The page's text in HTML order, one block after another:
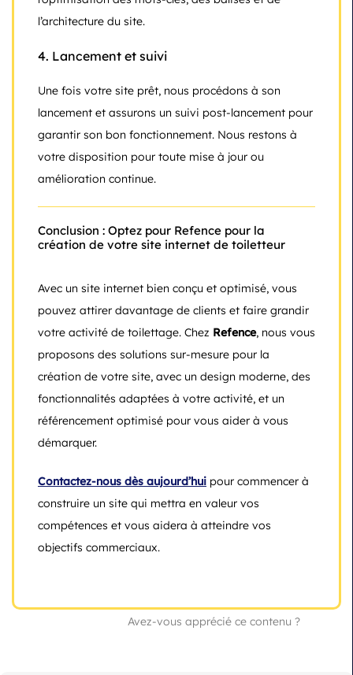
l’architecture du site.
4. Lancement et suivi
Une fois votre site prêt, nous procédons à son
lancement et assurons un suivi post-lancement pour
garantir son bon fonctionnement. Nous restons à
votre disposition pour toute mise à jour ou
amélioration continue.
Conclusion : Optez pour Refence pour la
création de votre site internet de toiletteur
Avec un site internet bien conçu et optimisé, vous
pouvez attirer davantage de clients et faire grandir
votre activité de toilettage. Chez Refence, nous vous
proposons des solutions sur-mesure pour la
création de votre site, avec un design moderne, des
fonctionnalités adaptées à votre activité, et un
référencement optimisé pour vous aider à vous
démarquer.
Contactez-nous dès aujourd’hui pour commencer à
construire un site qui mettra en valeur vos
compétences et vous aidera à atteindre vos
objectifs commerciaux.
Avez-vous apprécié ce contenu ?